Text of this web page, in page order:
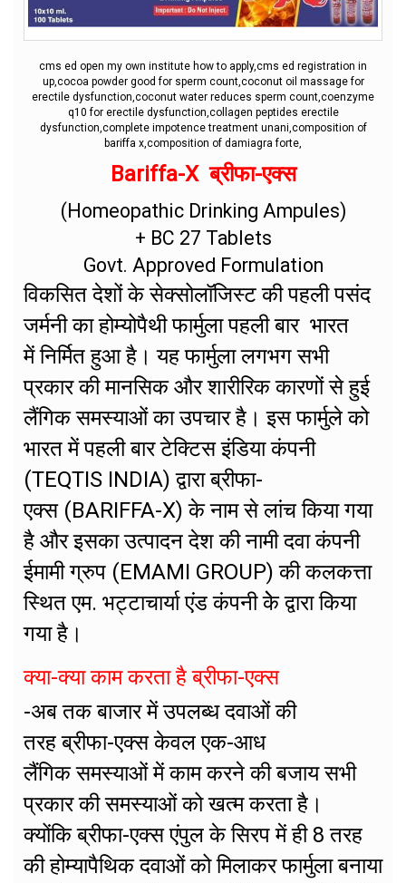
cms ed open my own institute how to apply,cms ed registration in
up,cocoa powder good for sperm count,coconut oil massage for
erectile dysfunction,coconut water reduces sperm count,coenzyme
q10 for erectile dysfunction,collagen peptides erectile
dysfunction,complete impotence treatment unani,composition of
bariffa x,composition of damiagra forte,
Bariffa-X ब्रीफा-एक्स
(Homeopathic Drinking Ampules)
+ BC 27 Tablets
Govt. Approved Formulation
विकसित देशों के सेक्सोलॉजिस्ट की पहली पसंद
जर्मनी का होम्योपैथी फार्मुला पहली बार भारत
में निर्मित हुआ है। यह फार्मुला लगभग सभी
प्रकार की मानसिक और शारीरिक कारणों से हुई
लैंगिक समस्याओं का उपचार है। इस फार्मुले को
भारत में पहली बार टेक्टिस इंडिया कंपनी
(TEQTIS INDIA) द्वारा ब्रीफा-
एक्स (BARIFFA-X) के नाम से लांच किया गया
है और इसका उत्पादन देश की नामी दवा कंपनी
ईमामी ग्रुप (EMAMI GROUP) की कलकत्ता
स्थित एम. भट्टाचार्या एंड कंपनी केे द्वारा किया
गया है।
क्या-क्या काम करता है ब्रीफा-एक्स
-अब तक बाजार में उपलब्ध दवाओं की
तरह ब्रीफा-एक्स केवल एक-आध
लैंगिक समस्याओं में काम करने की बजाय सभी
प्रकार की समस्याओं को खत्म करता है।
क्योंकि ब्रीफा-एक्स एंपुल के सिरप में ही 8 तरह
की होम्यापैथिक दवाओं को मिलाकर फार्मुला बनाया